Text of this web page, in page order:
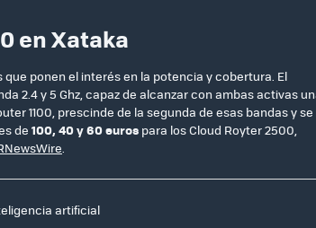
en Xataka
ponen el interés en la potencia y cobertura. El
2.4 y 5 Ghz, capaz de alcanzar con ambas activas
1100, prescinde de la segunda de esas bandas y se
de 100, 40 y 60 euros para los Cloud Royter 2500,
.
artificial